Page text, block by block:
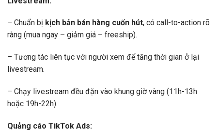
– Chuẩn bị kịch bản bán hàng cuốn hút, có call-to-action rõ
ràng (mua ngay – giảm giá – freeship).
– Tương tác liên tục với người xem để tăng thời gian ở lại
livestream.
– Chạy livestream đều đặn vào khung giờ vàng (11h-13h
hoặc 19h-22h).
Quảng cáo TikTok Ads: